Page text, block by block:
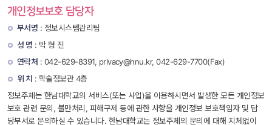
개인정보보호 담당자
부서명 : 정보시스템관리팀
성 명 : 박 형 진
연락처 : 042-629-8391, privacy@hnu.kr, 042-629-7700(Fax)
위 치 : 학술정보관 4층
정보주체는 한남대학교의 서비스(또는 사업)을 이용하시면서 발생한 모든 개인정보
보호 관련 문의, 불만처리, 피해구제 등에 관한 사항을 개인정보 보호책임자 및 담
당부서로 문의하실 수 있습니다. 한남대학교는 정보주체의 문의에 대해 지체없이